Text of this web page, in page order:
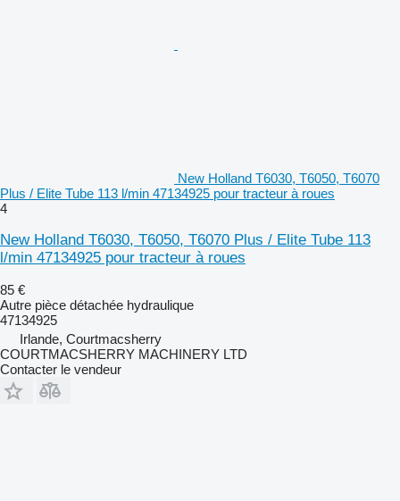
New Holland T6030, T6050, T6070
Plus / Elite Tube 113 l/min 47134925 pour tracteur à roues
4
New Holland T6030, T6050, T6070 Plus / Elite Tube 113
l/min 47134925 pour tracteur à roues
85 €
Autre pièce détachée hydraulique
47134925
Irlande, Courtmacsherry
COURTMACSHERRY MACHINERY LTD
Contacter le vendeur